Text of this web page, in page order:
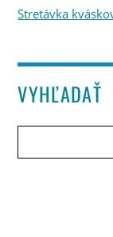
Stretávka
VYHĽADAŤ